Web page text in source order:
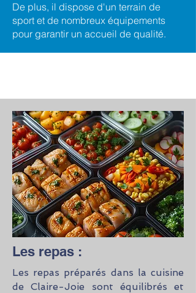
De plus, il dispose d'un terrain de
sport et de nombreux équipements
pour garantir un accueil de qualité.
Les repas :
Les repas préparés dans la cuisine
de Claire-Joie sont équilibrés et